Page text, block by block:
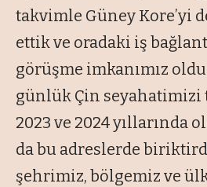
takvimle Güney Kore’yi
ettik ve oradaki iş
görüşme imkanımız
günlük Çin seyahatimizi
2023 ve 2024 yıllarında
da bu adreslerde
şehrimiz, bölgemiz ve